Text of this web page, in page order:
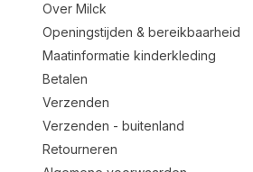
Over Milck
Openingstijden & bereikbaarheid
Maatinformatie kinderkleding
Betalen
Verzenden
Verzenden - buitenland
Retourneren